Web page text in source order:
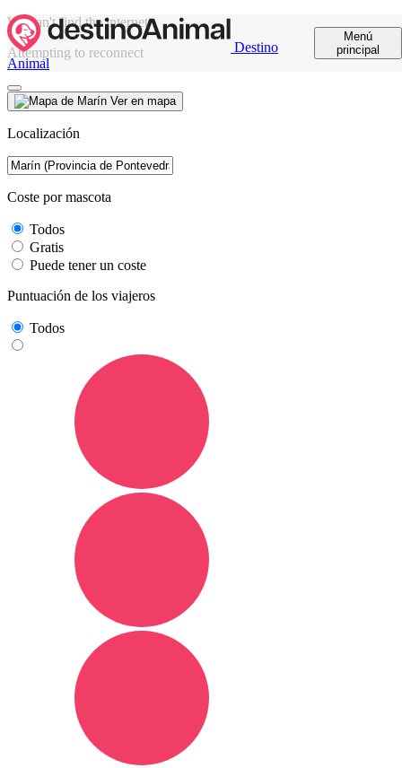
Destino
Animal
Menú
principal
We can't find the internet
Attempting to reconnect
Ver en mapa
Localización
Coste por mascota
Todos
Gratis
Puede tener un coste
Puntuación de los viajeros
Todos